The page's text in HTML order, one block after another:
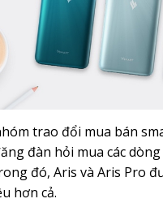
trao đổi mua bán
đàn hỏi mua các
đó, Aris và Aris Pro
hơn cả.